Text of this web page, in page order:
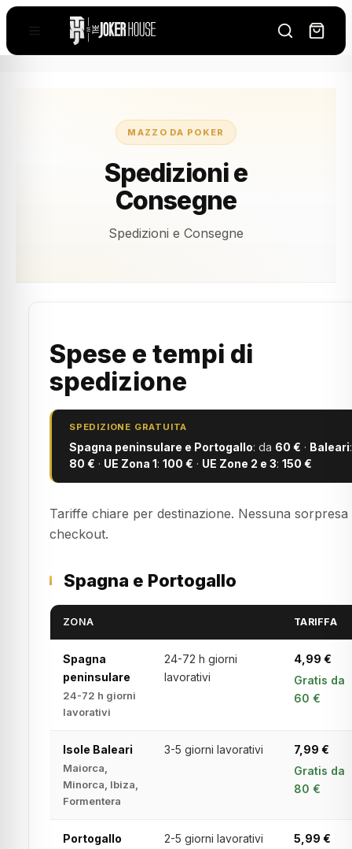
MAZZO DA POKER
Spedizioni e
Consegne
Spedizioni e Consegne
Spese e tempi di
spedizione
SPEDIZIONE GRATUITA
Spagna peninsulare e Portogallo: da 60 € · Baleari:
80 € · UE Zona 1: 100 € · UE Zone 2 e 3: 150 €
Tariffe chiare per destinazione. Nessuna sorpresa
checkout.
Spagna e Portogallo
ZONA TARIFFA
Spagna
peninsulare
24-72 h giorni
lavorativi
24-72 h giorni
lavorativi
4,99 €
Gratis da
60 €
Isole Baleari
Maiorca,
Minorca, Ibiza,
Formentera
3-5 giorni lavorativi
7,99 €
Gratis da
80 €
Portogallo
2-5 giorni lavorativi
5,99 €